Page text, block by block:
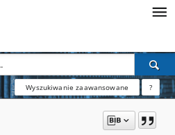
Wyszukiwanie zaawansowane ?